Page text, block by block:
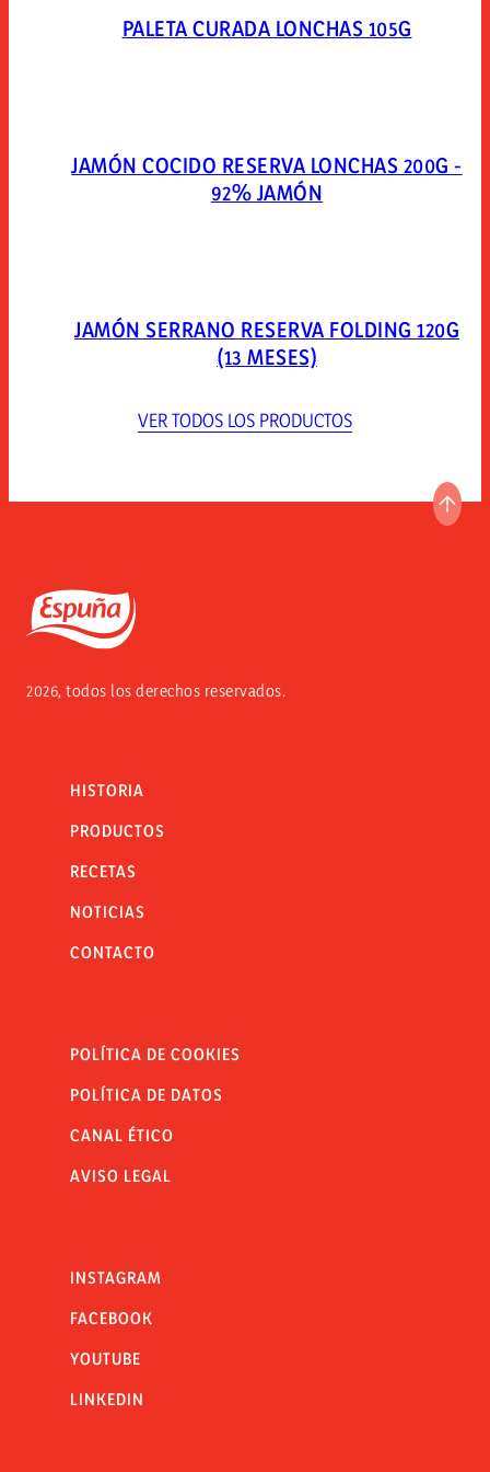
PALETA CURADA LONCHAS 105G
JAMÓN COCIDO RESERVA LONCHAS 200G -
92% JAMÓN
JAMÓN SERRANO RESERVA FOLDING 120G
(13 MESES)
VER TODOS LOS PRODUCTOS
Espuña
2026, todos los derechos reservados.
HISTORIA
PRODUCTOS
RECETAS
NOTICIAS
CONTACTO
POLÍTICA DE COOKIES
POLÍTICA DE DATOS
CANAL ÉTICO
AVISO LEGAL
INSTAGRAM
FACEBOOK
YOUTUBE
LINKEDIN
IR